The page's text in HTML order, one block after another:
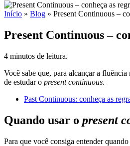
Início » Blog » Present Continuous –
Present Continuous –
4 minutos de leitura.
Você sabe que, para alcançar a
de estudar o present continuous.
Past Continuous: conheça as
Quando usar o present
Para que você consiga entender